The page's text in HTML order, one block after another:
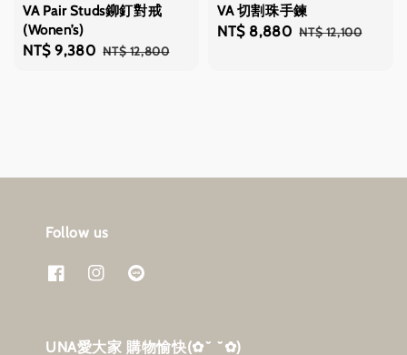
VA Pair Studs鉚釘對戒
(Wonen’s)
Sale
NT$ 9,380 Regular
NT$ 12,800
VA 切割珠手鍊
Sale
NT$ 8,880 Regular
NT$ 12,100
Follow us
UNA愛大家 購物愉快‎(✿˘ ˘✿)